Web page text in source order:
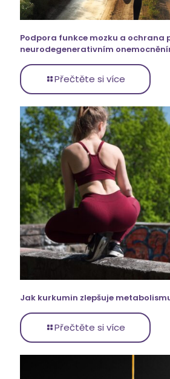
Podpora funkce mozku a ochrana
neurodegenerativním
Přečtěte si více
Jak kurkumin zlepšuje
Přečtěte si více